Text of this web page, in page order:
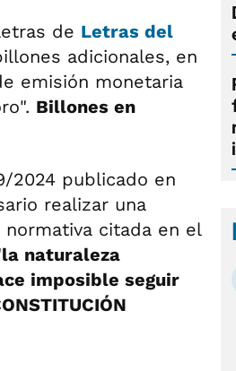
de Letras del
adicionales, en
emisión monetaria
Billones en
2024 publicado en
realizar una
citada en el
la naturaleza
imposible seguir